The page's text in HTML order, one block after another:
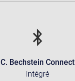
C. Bechstein Connect
Intégré